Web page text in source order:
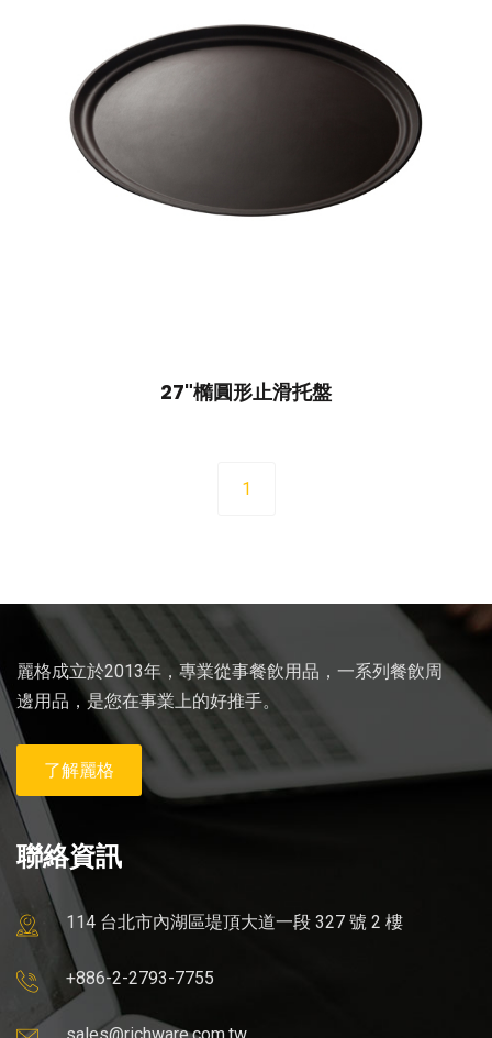
27"橢圓形止滑托盤
1
麗格成立於2013年，專業從事餐飲用品，一系列餐飲周
邊用品，是您在事業上的好推手。
了解麗格
聯絡資訊
114 台北市內湖區堤頂大道一段 327 號 2 樓
+886-2-2793-7755